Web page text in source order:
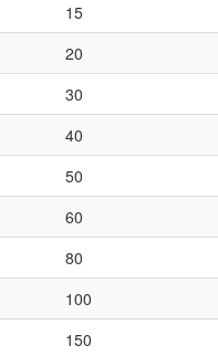
15
20
30
40
50
60
80
100
150